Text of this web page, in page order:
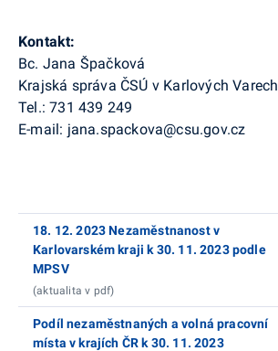
Kontakt:
Bc. Jana Špačková
Krajská správa ČSÚ v Karlových Varech
Tel.: 731 439 249
E-mail: jana.spackova@csu.gov.cz
18. 12. 2023 Nezaměstnanost v
Karlovarském kraji k 30. 11. 2023 podle
MPSV
(aktualita v pdf)
Podíl nezaměstnaných a volná pracovní
místa v krajích ČR k 30. 11. 2023